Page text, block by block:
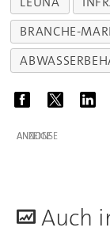
BRANCHE-
ANZEIGE
Auch